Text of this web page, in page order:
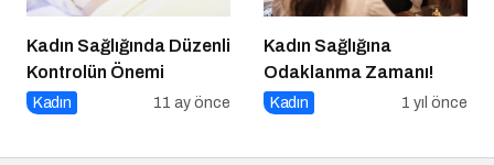
Kadın Sağlığında Düzenli
Kontrolün Önemi
Kadın 11 ay önce
Kadın Sağlığına
Odaklanma Zamanı!
Kadın 1 yıl önce